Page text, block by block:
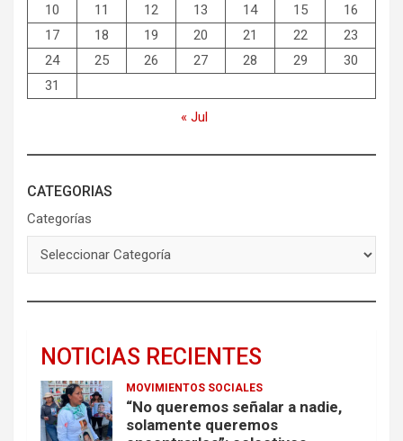
10
11 12 13 14 15
16
17
18 19 20 21 22
23
24
25 26 27 28 29
30
31
« Jul
CATEGORIAS
Categorías
NOTICIAS RECIENTES
MOVIMIENTOS SOCIALES
“No queremos señalar a nadie,
solamente queremos